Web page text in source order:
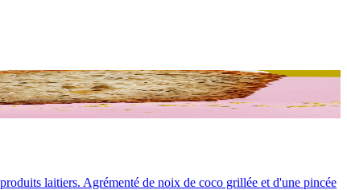
laitiers. Agrémenté de noix de coco grillée et d'une pincée